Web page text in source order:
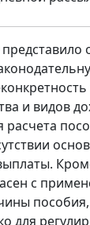
и видов
расчета
с
для